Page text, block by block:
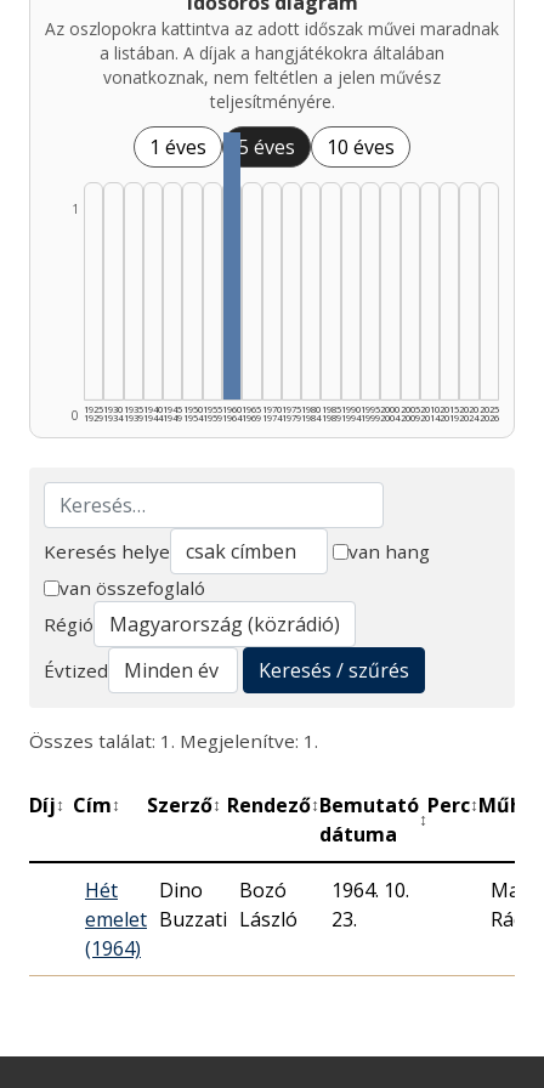
Az oszlopokra kattintva az adott időszak művei maradnak
a listában. A díjak a hangjátékokra általában
vonatkoznak, nem feltétlen a jelen művész
teljesítményére.
1 éves 5 éves 10 éves
0
1
1925
1929
1930
1934
1935
1939
1940
1944
1945
1949
1950
1954
1955
1959
1960
1964
1965
1969
1970
1974
1975
1979
1980
1984
1985
1989
1990
1994
1995
1999
2000
2004
2005
2009
2010
2014
2015
2019
2020
2024
2025
2026
Keresés
Keresés helye
van hang
van összefoglaló
Régió
Évtized
Keresés / szűrés
Összes találat: 1. Megjelenítve: 1.
Díj↕ Cím↕ Szerző↕ Rendező↕Bemutató
dátuma
↕
Perc↕
Hét
emelet
(1964)
Dino
Buzzati
Bozó
László
1964. 10.
23.
Rádió